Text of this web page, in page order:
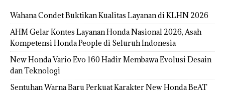
Wahana Condet Buktikan Kualitas Layanan di KLHN 2026
AHM Gelar Kontes Layanan Honda Nasional 2026, Asah
Kompetensi Honda People di Seluruh Indonesia
New Honda Vario Evo 160 Hadir Membawa Evolusi Desain
dan Teknologi
Sentuhan Warna Baru Perkuat Karakter New Honda BeAT